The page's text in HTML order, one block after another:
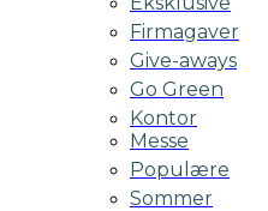
Firmagaver
Give-aways
Go Green
Kontor
Messe
Populære
Sommer